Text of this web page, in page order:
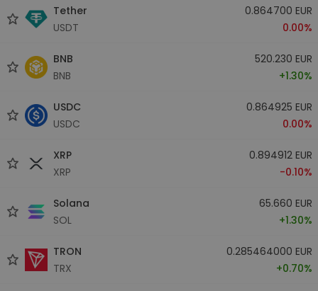
Tether
USDT
0.864700 EUR
0.00%
BNB
BNB
520.230 EUR
+1.30%
USDC
USDC
0.864925 EUR
0.00%
XRP
XRP
0.894912 EUR
-0.10%
Solana
SOL
65.660 EUR
+1.30%
TRON
TRX
0.285464000 EUR
+0.70%